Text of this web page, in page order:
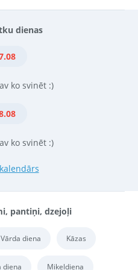
dienas
ko svinēt :)
ko svinēt :)
pantiņi, dzejoļi
Vārda diena Kāzas
diena Miķeļdiena